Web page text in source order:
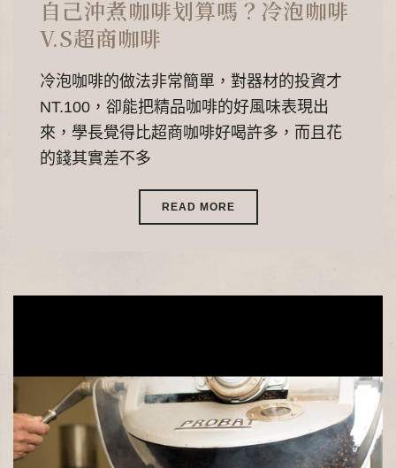
自己沖煮咖啡划算嗎？冷泡咖啡
V.S超商咖啡
冷泡咖啡的做法非常簡單，對器材的投資才
NT.100，卻能把精品咖啡的好風味表現出
來，學長覺得比超商咖啡好喝許多，而且花
的錢其實差不多
READ MORE